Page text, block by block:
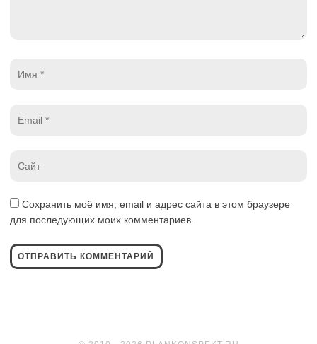
Сохранить моё имя, email и адрес сайта в этом браузере
для последующих моих комментариев.